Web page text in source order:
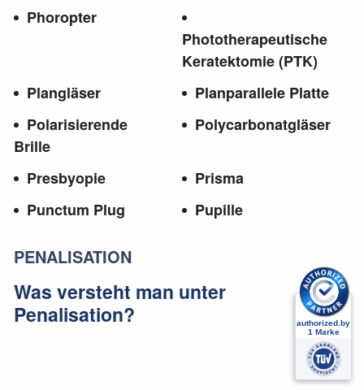
Phoropter
Phototherapeutische
Keratektomie (PTK)
Plangläser
Planparallele Platte
Polarisierende
Brille
Polycarbonatgläser
Presbyopie
Prisma
Punctum Plug
Pupille
PENALISATION
Was versteht man unter
Penalisation?
medikamentöse und optische Behandlung des